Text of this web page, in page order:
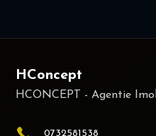
HConcept
0732581538